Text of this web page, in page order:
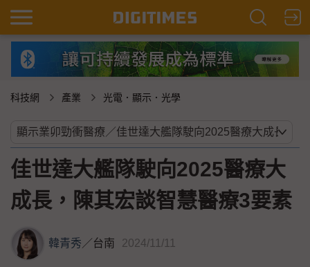
科技網 產業 光電．顯示．光學
佳世達大艦隊駛向2025醫療大
成長，陳其宏談智慧醫療3要素
韓青秀／台南 2024/11/11